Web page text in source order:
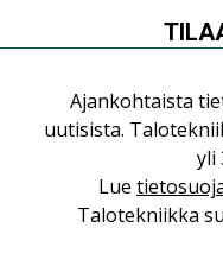
Puheista
KOLUMNI
KOLUMNI
Yli miljoona
Ajankohtaista
uutisista.
yli
Lue
Talotekniikka